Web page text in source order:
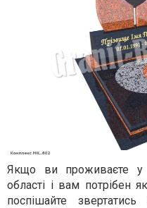
Якщо ви проживаєте у
області і вам потрібен
поспішайте